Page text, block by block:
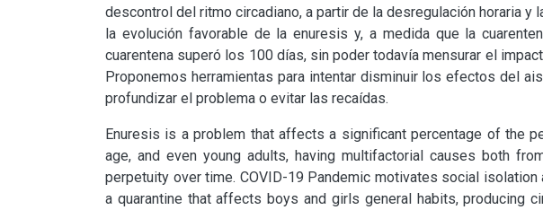
descontrol del ritmo circadiano, a partir de la desregulación horaria y
la evolución favorable de la enuresis y, a medida que la
cuarentena superó los 100 días, sin poder todavía mensurar el
Proponemos herramientas para intentar disminuir los efectos del
profundizar el problema o evitar las recaídas.
Enuresis is a problem that affects a significant percentage of the
age, and even young adults, having multifactorial causes both
perpetuity over time. COVID-19 Pandemic motivates social isolation
a quarantine that affects boys and girls general habits, producing